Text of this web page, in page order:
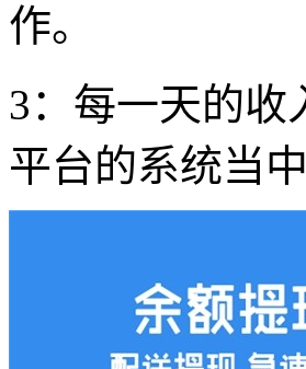
作。
3：每一天的收
平台的系统当中